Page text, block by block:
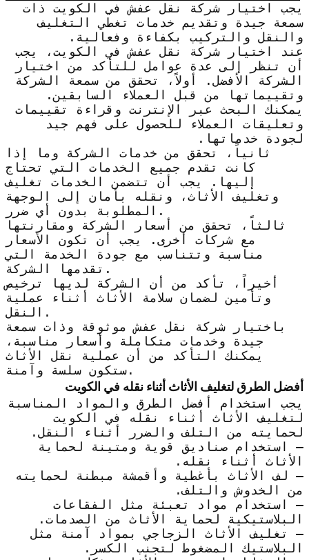
يجب اختيار شركة نقل عفش في الكويت ذات
سمعة جيدة وتقديم خدمات تغطي التغليف
والنقل والتركيب بكفاءة وفعالية.
عند اختيار شركة نقل عفش في الكويت، يجب
أن تنظر إلى عدة عوامل للتأكد من اختيار
الشركة الأفضل. أولاً، تحقق من سمعة الشركة
وتقييماتها من قبل العملاء السابقين.
يمكنك البحث عبر الإنترنت وقراءة تقييمات
وتعليقات العملاء للحصول على فهم جيد
لجودة خدماتها.
ثانياً، تحقق من خدمات الشركة وما إذا
كانت تقدم جميع الخدمات التي تحتاج
إليها. يجب أن تتضمن الخدمات تغليف
وتغليف الأثاث، ونقله بأمان إلى الوجهة
المطلوبة بدون أي ضرر.
ثالثاً، تحقق من أسعار الشركة ومقارنتها
مع شركات أخرى. يجب أن تكون الأسعار
مناسبة وتتناسب مع جودة الخدمة التي
تقدمها الشركة.
أخيراً، تأكد من أن الشركة لديها ترخيص
وتأمين لضمان سلامة الأثاث أثناء عملية
النقل.
باختيار شركة نقل عفش موثوقة وذات سمعة
جيدة وخدمات متكاملة وأسعار مناسبة،
يمكنك التأكد من أن عملية نقل الأثاث
ستكون سلسة وآمنة.
أفضل الطرق لتغليف الأثاث أثناء نقله في الكويت
يجب استخدام أفضل الطرق والمواد المناسبة
لتغليف الأثاث أثناء نقله في الكويت
لحمايته من التلف والضرر أثناء النقل.
– استخدام صناديق قوية ومتينة لحماية
الأثاث أثناء نقله.
– لف الأثاث بأغطية وأقمشة مبطنة لحمايته
من الخدوش والتلف.
– استخدام مواد تعبئة مثل الفقاعات
البلاستيكية لحماية الأثاث من الصدمات.
– تغليف الأثاث الزجاجي بمواد آمنة مثل
البلاستيك المضغوط لتجنب الكسر.